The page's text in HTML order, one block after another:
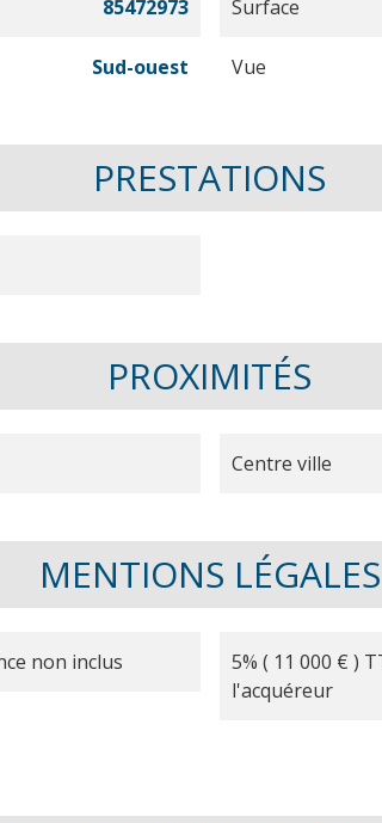
85472973 Surface
Sud-ouest Vue
PRESTATIONS
PROXIMITÉS
Centre ville
MENTIONS LÉGALES
non inclus
5% ( 11 000 € )
l'acquéreur